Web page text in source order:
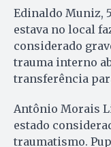
Edinaldo Muniz,
estava no local
considerado
trauma interno
transferência
Antônio Morais
estado
traumatismo.